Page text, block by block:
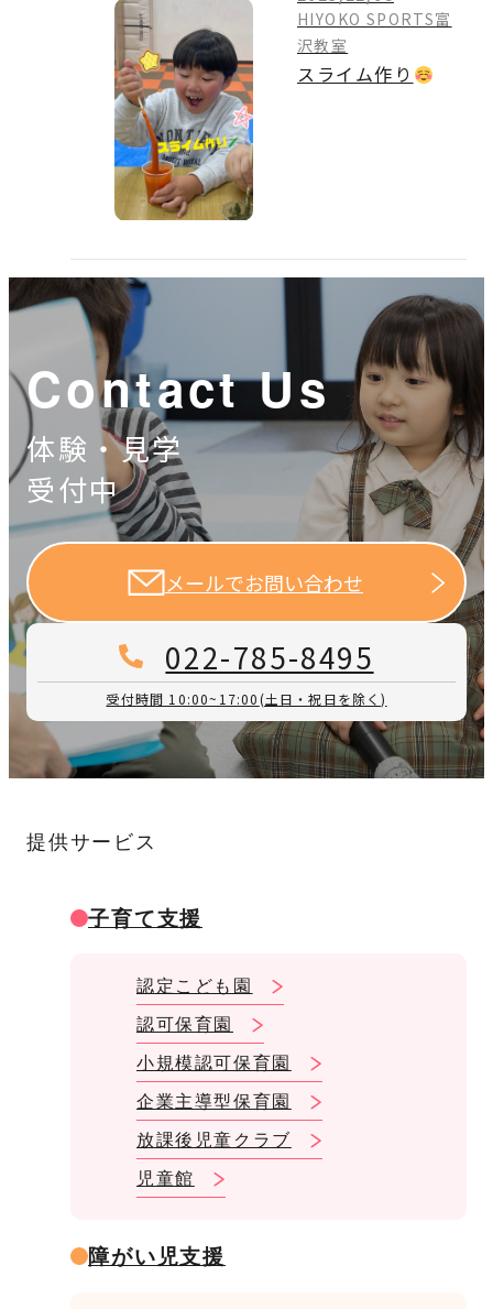
HIYOKO SPORTS富
沢教室
スライム作り
Contact Us
体験・見学
受付中
メールでお問い合わせ
022-785-8495
受付時間 10:00~17:00(土日・祝日を除く)
提供サービス
子育て支援
認定こども園
認可保育園
小規模認可保育園
企業主導型保育園
放課後児童クラブ
児童館
障がい児支援